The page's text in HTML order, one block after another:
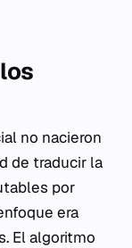
no nacieron
de traducir la
por
era
El algoritmo